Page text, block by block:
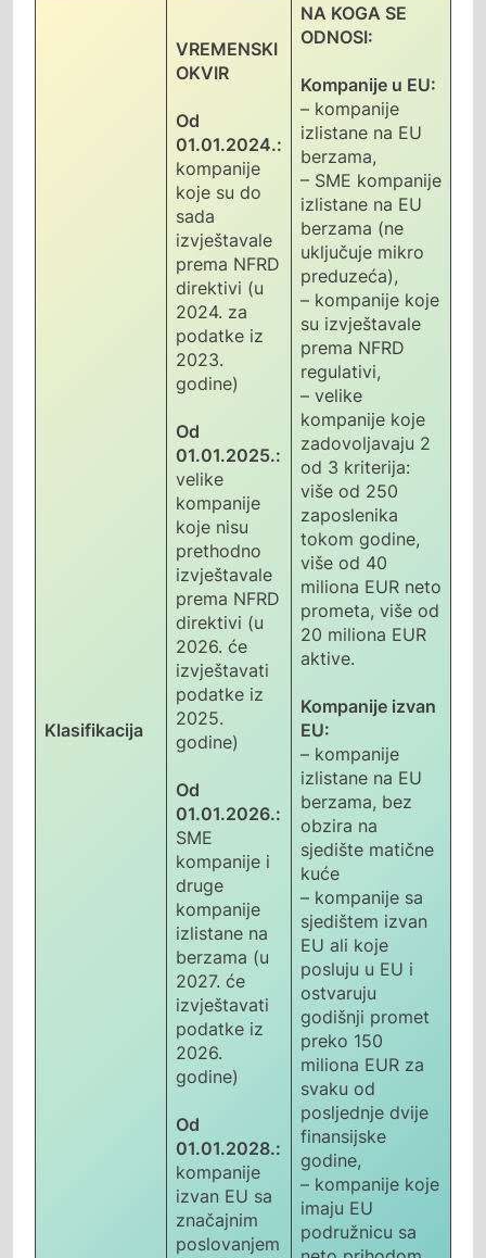
Klasifikacija
VREMENSKI
OKVIR
Od
01.01.2024.:
kompanije
koje su do
sada
izvještavale
prema NFRD
direktivi (u
2024. za
podatke iz
2023.
godine)
Od
01.01.2025.:
velike
kompanije
koje nisu
prethodno
izvještavale
prema NFRD
direktivi (u
2026. će
izvještavati
podatke iz
2025.
godine)
Od
01.01.2026.:
SME
kompanije i
druge
kompanije
izlistane na
berzama (u
2027. će
izvještavati
podatke iz
2026.
godine)
Od
01.01.2028.:
kompanije
izvan EU sa
značajnim
poslovanjem
NA KOGA SE
ODNOSI:
Kompanije u EU:
– kompanije
izlistane na EU
berzama,
– SME kompanije
izlistane na EU
berzama (ne
uključuje mikro
preduzeća),
– kompanije koje
su izvještavale
prema NFRD
regulativi,
– velike
kompanije koje
zadovoljavaju 2
od 3 kriterija:
više od 250
zaposlenika
tokom godine,
više od 40
miliona EUR neto
prometa, više od
20 miliona EUR
aktive.
Kompanije izvan
EU:
– kompanije
izlistane na EU
berzama, bez
obzira na
sjedište matične
kuće
– kompanije sa
sjedištem izvan
EU ali koje
posluju u EU i
ostvaruju
godišnji promet
preko 150
miliona EUR za
svaku od
posljednje dvije
finansijske
godine,
– kompanije koje
imaju EU
podružnicu sa